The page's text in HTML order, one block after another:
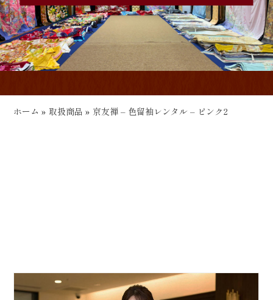
ホーム »取扱商品 » 京友禅 – 色留袖レンタル – ピンク2